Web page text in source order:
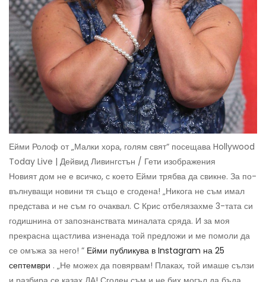
Ейми Ролоф от „Малки хора, голям свят“ посещава Hollywood
Today Live | Дейвид Ливингстън / Гети изображения
Новият дом не е всичко, с което Ейми трябва да свикне. За по-
вълнуващи новини тя също е сгодена! „Никога не съм имал
представа и не съм го очаквал. С Крис отбелязахме 3-тата си
годишнина от запознанствата миналата сряда. И за моя
прекрасна щастлива изненада той предложи и ме помоли да
се омъжа за него! ” Ейми публикува в Instagram на 25
септември . „Не можех да повярвам! Плаках, той имаше сълзи